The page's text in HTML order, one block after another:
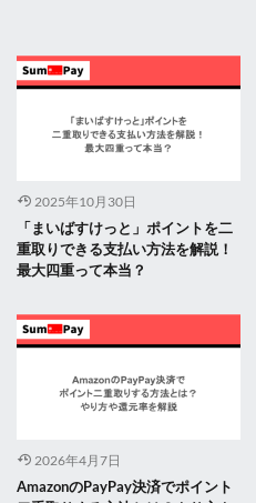
2025年10月30日
「まいばすけっと」ポイントを二
重取りできる支払い方法を解説！
最大四重って本当？
2026年4月7日
AmazonのPayPay決済でポイント